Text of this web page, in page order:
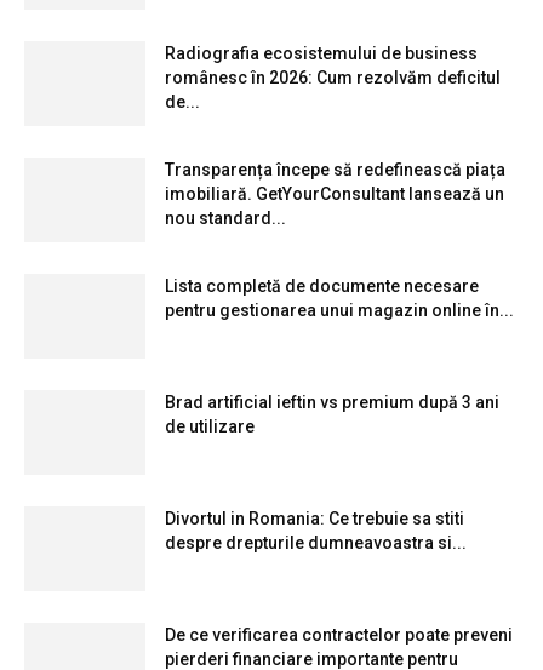
Radiografia ecosistemului de business
românesc în 2026: Cum rezolvăm deficitul
de...
Transparența începe să redefinească piața
imobiliară. GetYourConsultant lansează un
nou standard...
Lista completă de documente necesare
pentru gestionarea unui magazin online în...
Brad artificial ieftin vs premium după 3 ani
de utilizare
Divortul in Romania: Ce trebuie sa stiti
despre drepturile dumneavoastra si...
De ce verificarea contractelor poate preveni
pierderi financiare importante pentru